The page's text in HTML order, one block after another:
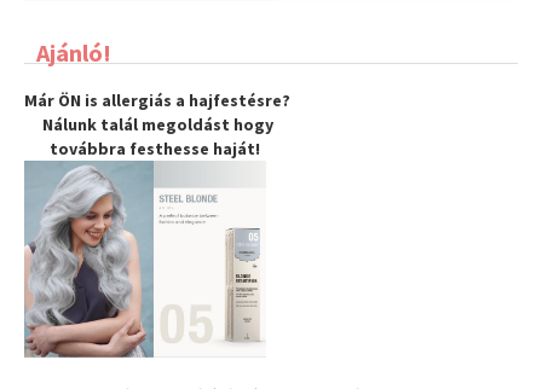
Ajánló!
Már ÖN is allergiás a hajfestésre?
Nálunk talál megoldást hogy
továbbra festhesse haját!